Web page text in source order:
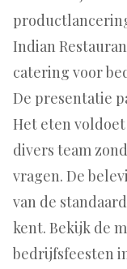
Indian
catering voor
De presentatie
Het eten
divers team
vragen. De
van de
kent. Bekijk de
bedrijfsfeesten